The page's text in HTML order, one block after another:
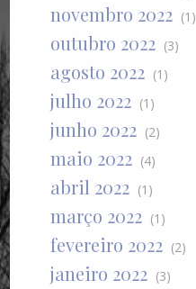
novembro 2022 (1)
outubro 2022 (3)
agosto 2022 (1)
julho 2022 (1)
junho 2022 (2)
maio 2022 (4)
abril 2022 (1)
março 2022 (1)
fevereiro 2022 (2)
janeiro 2022 (3)